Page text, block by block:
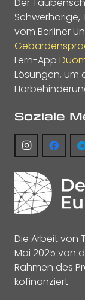
vom Berliner
Lern-App
Lösungen, um
Soziale
Die Arbeit von
Mai 2025 von
Rahmen des
kofinanziert.